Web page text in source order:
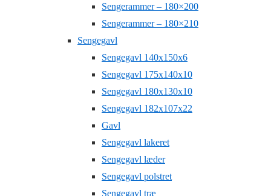
Sengerammer – 180×200
Sengerammer – 180×210
Sengegavl
Sengegavl 140x150x6
Sengegavl 175x140x10
Sengegavl 180x130x10
Sengegavl 182x107x22
Gavl
Sengegavl lakeret
Sengegavl læder
Sengegavl polstret
Sengegavl træ